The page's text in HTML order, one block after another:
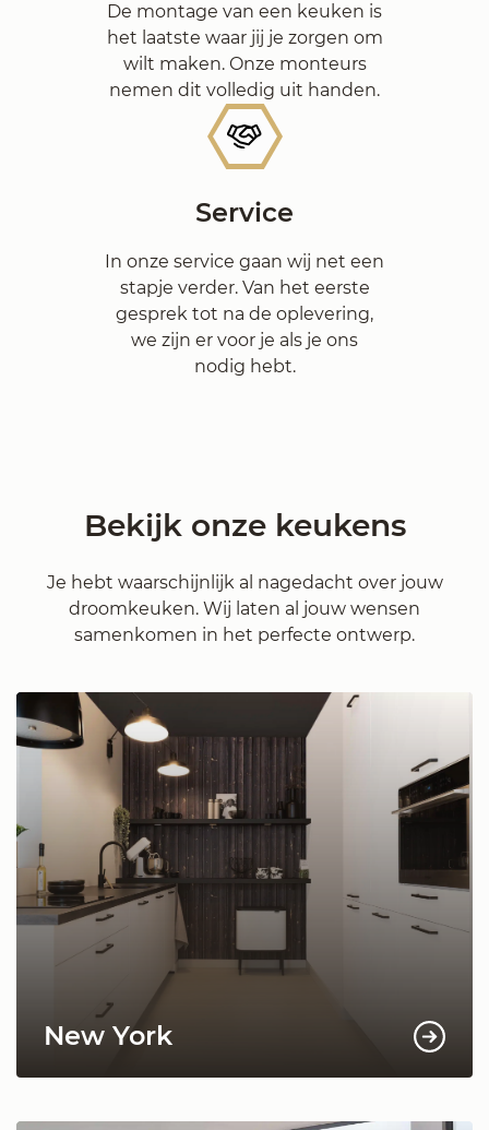
De montage van een keuken is
het laatste waar jij je zorgen om
wilt maken. Onze monteurs
nemen dit volledig uit handen.
Service
In onze service gaan wij net een
stapje verder. Van het eerste
gesprek tot na de oplevering,
we zijn er voor je als je ons
nodig hebt.
Bekijk onze keukens
Je hebt waarschijnlijk al nagedacht over jouw
droomkeuken. Wij laten al jouw wensen
samenkomen in het perfecte ontwerp.
New York